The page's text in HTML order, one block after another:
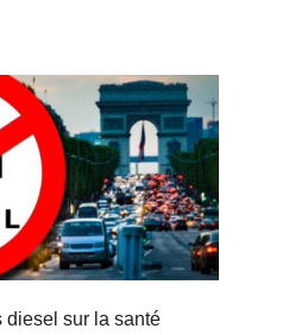
diesel sur la santé